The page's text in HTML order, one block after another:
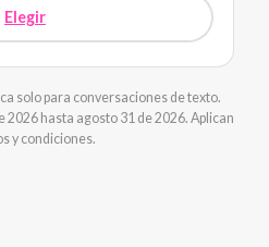
Elegir
solo para conversaciones de texto.
2026 hasta agosto 31 de 2026. Aplican
y condiciones.